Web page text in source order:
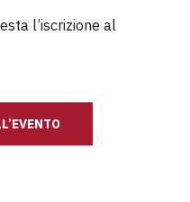
l’iscrizione al